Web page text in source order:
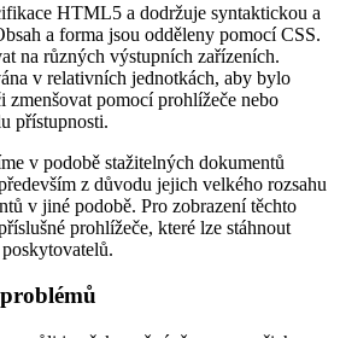
HTML5 a dodržuje syntaktickou a
a forma jsou odděleny pomocí CSS.
na různých výstupních zařízeních.
v relativních jednotkách, aby bylo
zmenšovat pomocí prohlížeče nebo
přístupnosti.
v podobě stažitelných dokumentů
z důvodu jejich velkého rozsahu
v jiné podobě. Pro zobrazení těchto
prohlížeče, které lze stáhnout